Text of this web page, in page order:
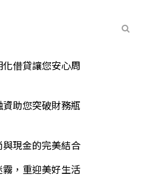
借貸讓您安心周
助您突破財務瓶
現金的完美結合
，重迎美好生活